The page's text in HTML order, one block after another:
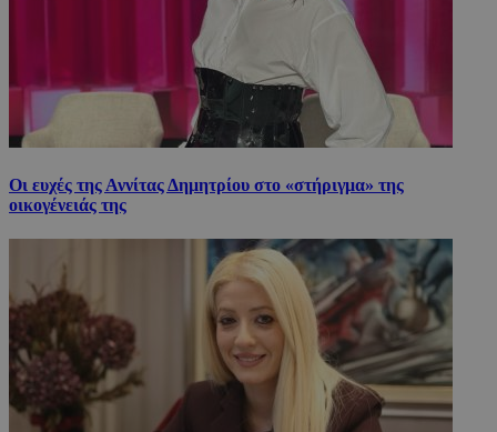
Οι ευχές της Αννίτας Δημητρίου στο «στήριγμα» της
οικογένειάς της